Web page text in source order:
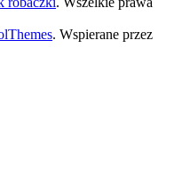
. Wspierane przez